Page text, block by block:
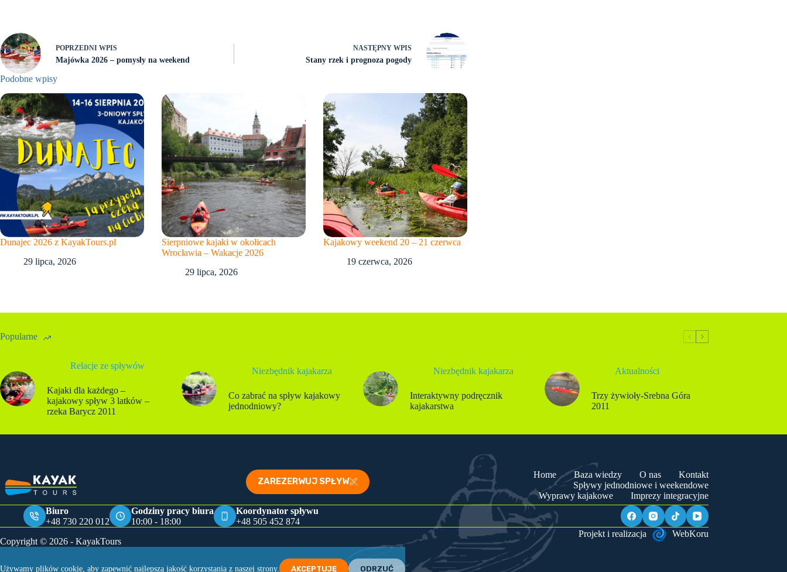
Używamy plików cookie, aby zapewnić najlepszą jakość korzystania z naszej strony. AKCEPTUJĘ ODRZUĆ
POPRZEDNI WPIS
Majówka 2026 – pomysły na weekend
NASTĘPNYWPIS
Stany rzek i prognoza pogody
Podobne wpisy
Dunajec 2026 z KayakTours.pl
29 lipca, 2026
Sierpniowe kajaki w okolicach
Wrocławia – Wakacje 2026
29 lipca, 2026
Kajakowy weekend 20 – 21 czerwca
19 czerwca, 2026
Popularne
Relacje ze spływów
Kajaki dla każdego –
kajakowy spływ 3 latków –
rzeka Barycz 2011
Niezbędnik kajakarza
Co zabrać na spływ kajakowy
jednodniowy?
Niezbędnik kajakarza
Interaktywny podręcznik
kajakarstwa
Aktualności
Trzy żywioły-Srebna Góra
2011
ZAREZERWUJ SPŁYW
Home Baza wiedzy O nas
Kontakt
Spływy jednodniowe i weekendowe
Wyprawy kajakowe
Imprezy integracyjne
Biuro
+48 730 220 012
Godziny pracy biura
10:00 - 18:00
Koordynator spływu
+48 505 452 874
Copyright © 2026 - KayakTours
Projekt i realizacja WebKoru